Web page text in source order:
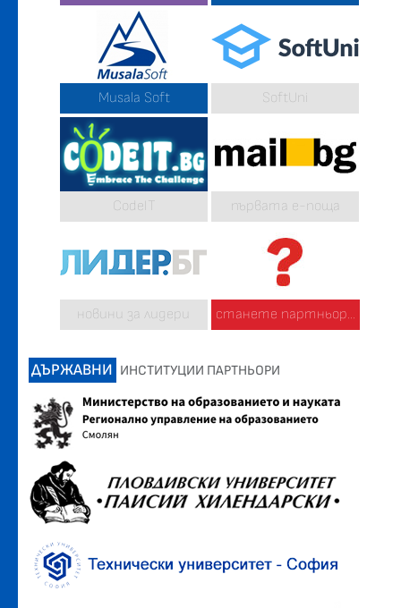
Musala Soft SoftUni
CodeIT първата е-поща
новини за лидери станете партньор...
ДЪРЖАВНИ ИНСТИТУЦИИ ПАРТНЬОРИ